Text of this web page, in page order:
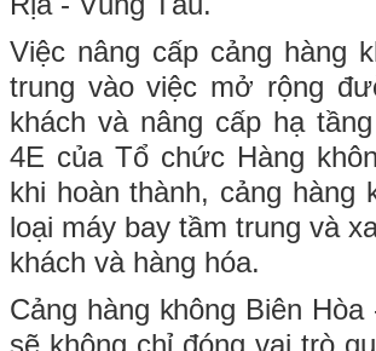
Việc nâng cấp cảng hàng
trung vào việc mở rộng
khách và nâng cấp hạ
4E của Tổ chức Hàng
khi hoàn thành, cảng hàng
loại máy bay tầm trung và
khách và hàng hóa.
Cảng hàng không Biên